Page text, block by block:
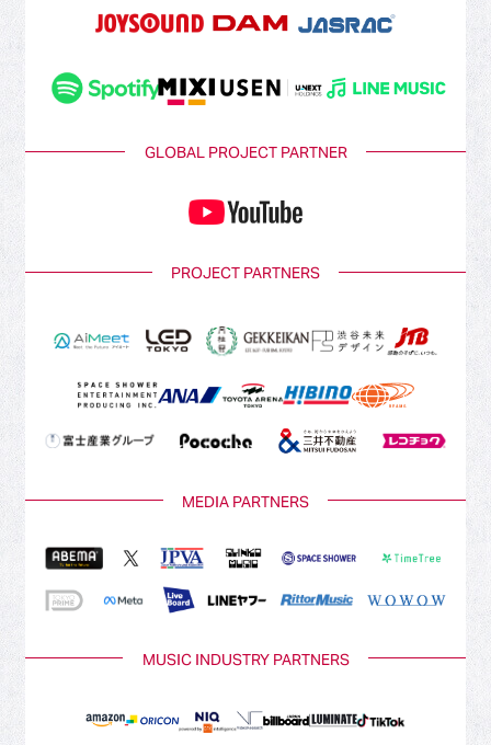
GLOBAL PROJECT PARTNER
PROJECT PARTNERS
MEDIA PARTNERS
MUSIC INDUSTRY PARTNERS